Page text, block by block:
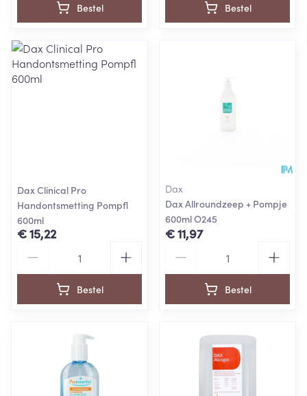
Bestel Bestel
Dax Clinical Pro
Handontsmetting Pompfl
600ml
€ 15,22
Bestel
Dax
Dax Allroundzeep + Pompje
600ml O245
€ 11,97
Bestel